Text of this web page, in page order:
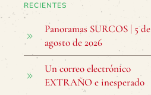
RECIENTES
Panoramas SURCOS | 5 de
agosto de 2026
Un correo electrónico
EXTRAÑO e inesperado